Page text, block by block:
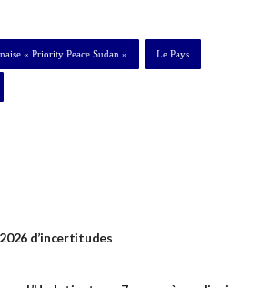
« Priority Peace Sudan » Le Pays
d’incertitudes